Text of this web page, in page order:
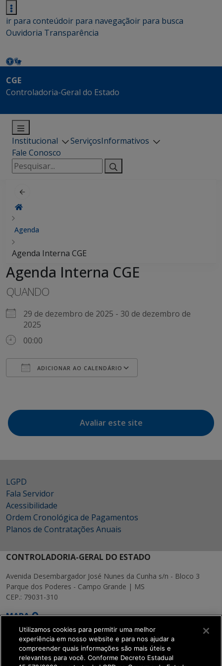
ir para conteúdoir para navegaçãoir para busca
Ouvidoria Transparência
CGE
Controladoria-Geral do Estado
Institucional ServiçosInformativos
Fale Conosco
Pesquisar
por:
Agenda
Agenda Interna CGE
Agenda Interna CGE
QUANDO
29 de dezembro de 2025 - 30 de dezembro de
2025
00:00
ADICIONAR AO CALENDÁRIO
Avaliar este site
LGPD
Fala Servidor
Acessibilidade
Ordem Cronológica de Pagamentos
Planos de Contratações Anuais
CONTROLADORIA-GERAL DO ESTADO
Avenida Desembargador José Nunes da Cunha s/n - Bloco 3
Parque dos Poderes - Campo Grande | MS
CEP.: 79031-310
MAPA
Utilizamos cookies para permitir uma melhor
experiência em nosso website e para nos ajudar a
compreender quais informações são mais úteis e
relevantes para você. Conforme Decreto Estadual